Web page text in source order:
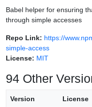
Babel helper for ensuring
through simple accesses
Repo Link: https://
simple-access
License: MIT
94 Other
Version License